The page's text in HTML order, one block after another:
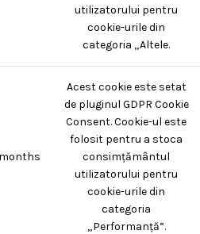
utilizatorului pentru
cookie-urile din
categoria „Altele.
months
Acest cookie este setat
de pluginul GDPR Cookie
Consent. Cookie-ul este
folosit pentru a stoca
consimțământul
utilizatorului pentru
cookie-urile din
categoria
„Performanță”.